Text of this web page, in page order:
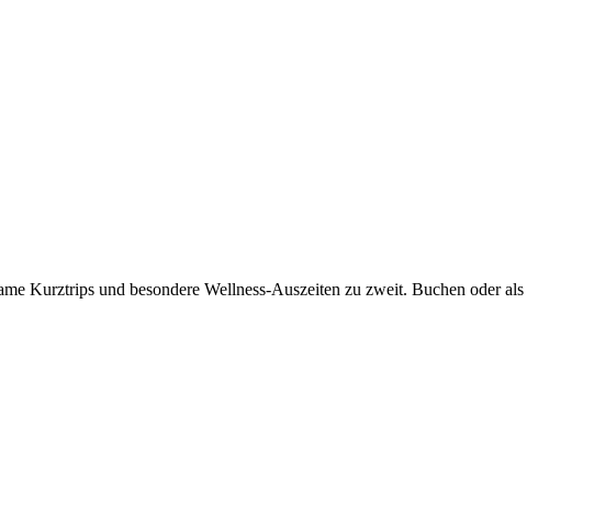
Kurztrips und besondere Wellness-Auszeiten zu zweit. Buchen oder als